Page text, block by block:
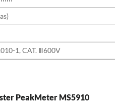
1, CAT. Ⅲ600V
PeakMeter MS5910